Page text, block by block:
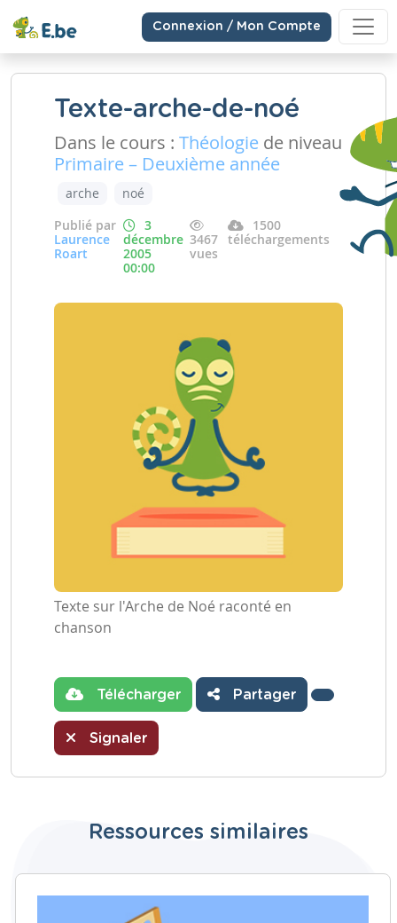
Connexion / Mon Compte
Texte-arche-de-noé
Dans le cours : Théologie de niveau
Primaire – Deuxième année
arche
noé
Publié par
Laurence
Roart
3
décembre
2005
00:00
3467
vues
1500
téléchargements
Texte sur l'Arche de Noé raconté en
chanson
Télécharger Partager
Signaler
Ressources similaires